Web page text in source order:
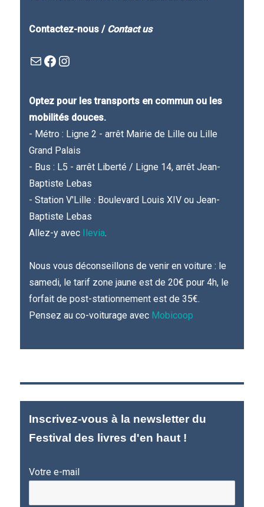
Contactez-nous / Contact us
Mail
Facebook : Festivla des livres d'en hautInstagram
Optez pour les transports en commun ou les
mobilités douces.
- Métro : Ligne 2 - arrêt Mairie de Lille ou Lille
Grand Palais
- Bus : L5 - arrêt Liberté / Ligne 14, arrêt Jean-
Baptiste Lebas
- Station V'Lille : Boulevard Louis XIV ou Jean-
Baptiste Lebas
Allez-y avec
Ilevia.
Nous vous déconseillons de venir en voiture : le
samedi, le tarif zone jaune est de 20€ pour 4h, le
forfait de post-stationnement est de 35€.
Pensez au co-voiturage avec Mobicoop
Inscrivez-vous à la newsletter du
Festival des livres d'en haut !
Votre e-mail